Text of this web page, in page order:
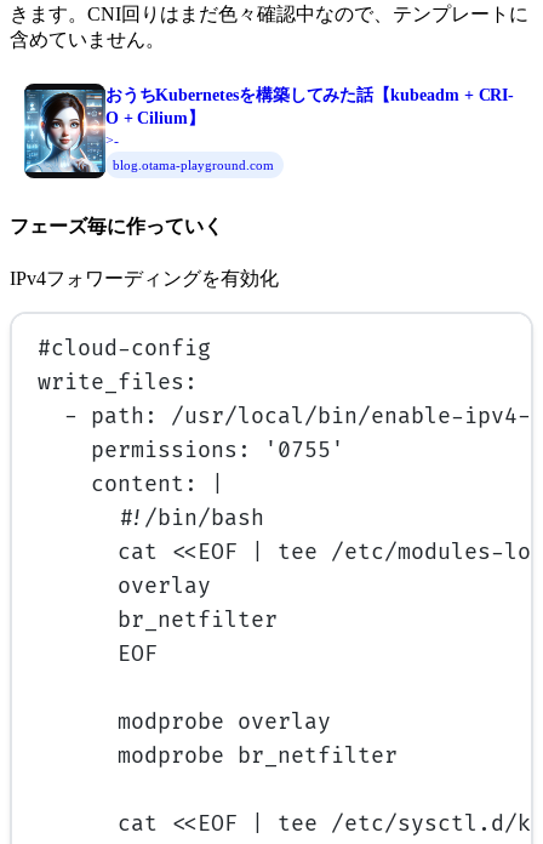
きます。CNI回りはまだ色々確認中なので、テンプレートに
含めていません。
おうちKubernetesを構築してみた話【kubeadm + CRI-
O + Cilium】
>-
blog.otama-playground.com
フェーズ毎に作っていく
IPv4フォワーディングを有効化
#cloud-config
write_files :
- path : /usr/local/bin/enable-ipv4-
permissions :
'0755'
content :
#!/bin/bash
cat <<EOF | tee /etc/modules-
overlay
br_netfilter
EOF
modprobe overlay
modprobe br_netfilter
cat <<EOF | tee /etc/sysctl.d/